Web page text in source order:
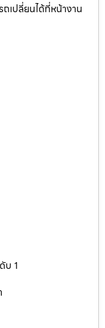
ถเปลี่ยนได้ที่หน้างาน
บ 1